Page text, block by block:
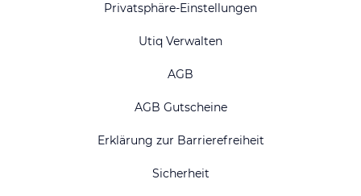
Privatsphäre-Einstellungen
Utiq Verwalten
AGB
AGB Gutscheine
Erklärung zur Barrierefreiheit
Sicherheit